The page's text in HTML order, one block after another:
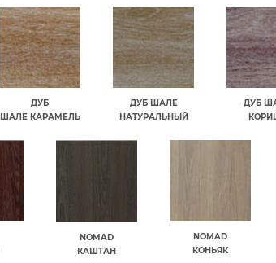
ДУБ
ШАЛЕ КАРАМЕЛЬ
ДУБ ШАЛЕ
НАТУРАЛЬНЫЙ
ДУБ
NOMAD
КАШТАН
NOMAD
КОНЬЯК